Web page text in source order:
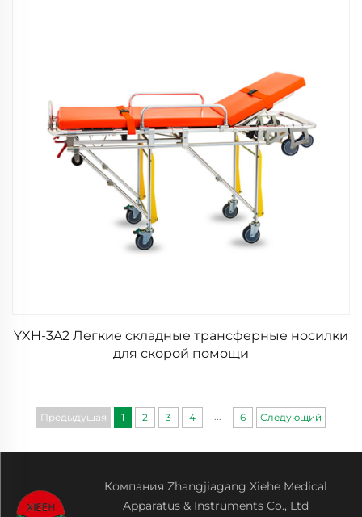
YXH-3A2 Легкие складные трансферные носилки
для скорой помощи
Предыдущая 1 2 3 4 ... 6 Следующий
Компания Zhangjiagang Xiehe Medical
Apparatus & Instruments Co., Ltd